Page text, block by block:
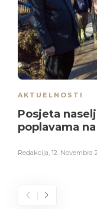
AKTUELNOSTI
Posjeta
poplavama
Redakcija, 12. Novembra